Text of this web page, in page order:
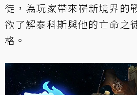
徒，為玩家帶來嶄新境界的
欲了解泰科斯與他的亡命之
格。